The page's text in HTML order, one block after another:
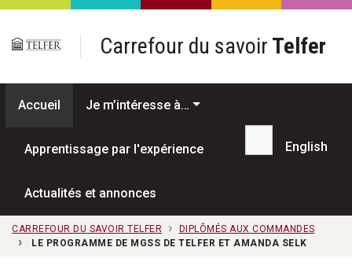
Passer au contenu principal
Carrefour du savoir Telfer
Accueil Je m’intéresse à…
Apprentissage par l'expérience
Actualités et annonces
Recherche...
English
CARREFOUR DU SAVOIR TELFER
DIPLÔMÉS AUX COMMANDES
LE PROGRAMME DE MGSS DE TELFER ET AMANDA SELK